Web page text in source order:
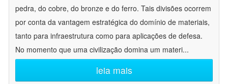
pedra, do cobre, do bronze e do ferro. Tais divisões ocorrem
por conta da vantagem estratégica do domínio de materiais,
tanto para infraestrutura como para aplicações de defesa.
No momento que uma civilização domina um materi...
leia mais